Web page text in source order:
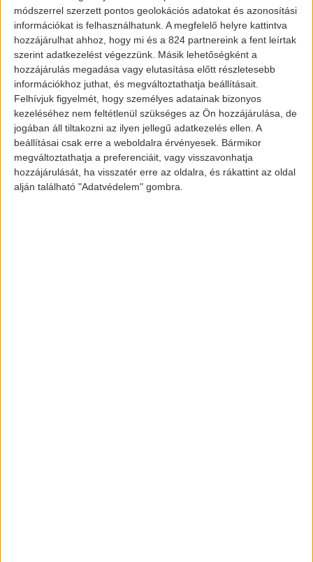
módszerrel szerzett pontos geolokációs adatokat és azonosítási
információkat is felhasználhatunk. A megfelelő helyre kattintva
hozzájárulhat ahhoz, hogy mi és a 824 partnereink a fent leírtak
szerint adatkezelést végezzünk. Másik lehetőségként a
hozzájárulás megadása vagy elutasítása előtt részletesebb
információkhoz juthat, és megváltoztathatja beállításait.
Felhívjuk figyelmét, hogy személyes adatainak bizonyos
kezeléséhez nem feltétlenül szükséges az Ön hozzájárulása, de
jogában áll tiltakozni az ilyen jellegű adatkezelés ellen. A
beállításai csak erre a weboldalra érvényesek. Bármikor
megváltoztathatja a preferenciáit, vagy visszavonhatja
hozzájárulását, ha visszatér erre az oldalra, és rákattint az oldal
alján található "Adatvédelem" gombra.
A többi márka ezt kihasználva
megindította offenzíváit a piacon, és a